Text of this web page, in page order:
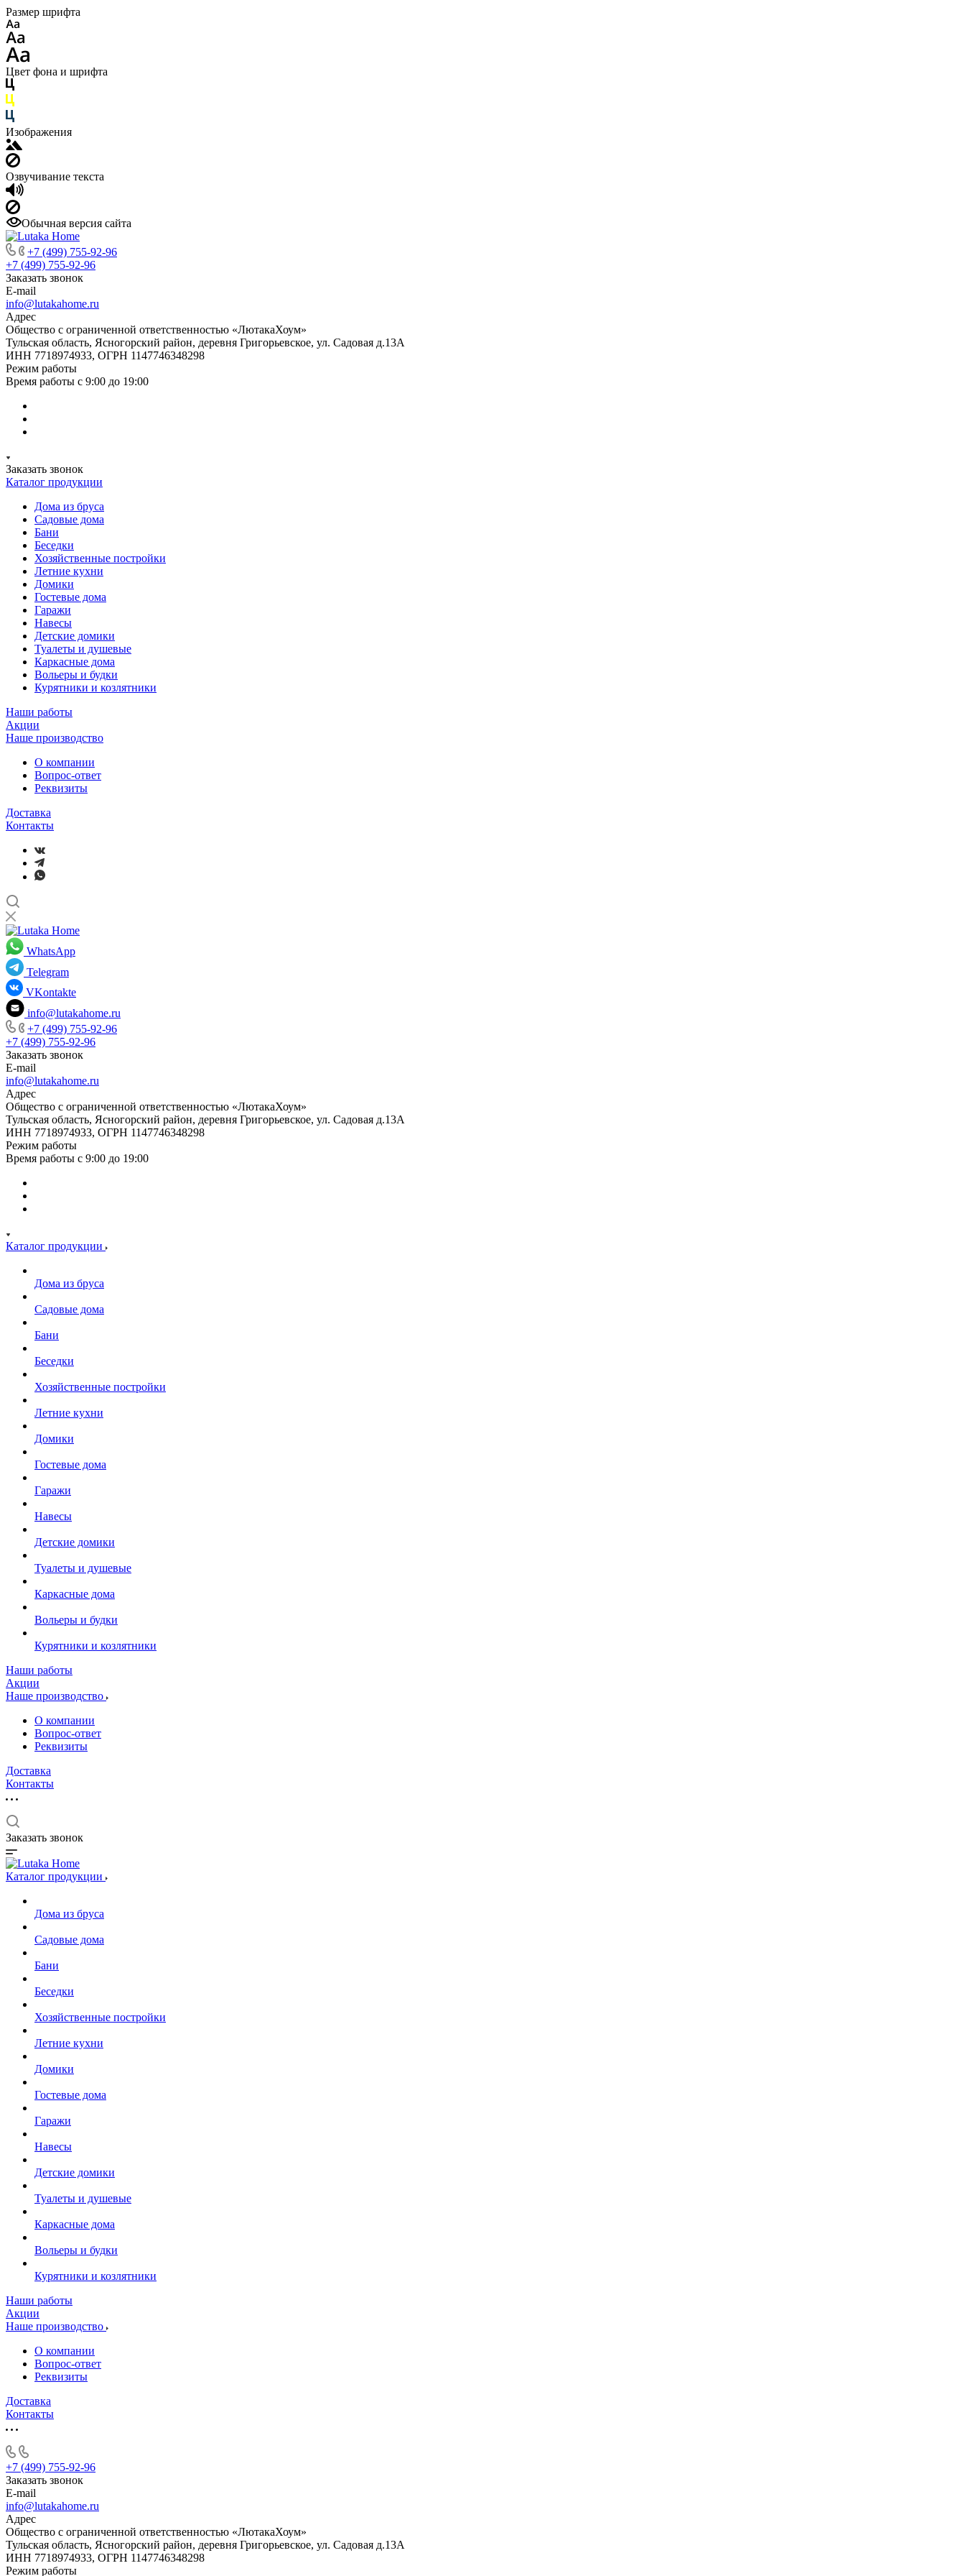
Размер шрифта
Цвет фона и шрифта
Изображения
Озвучивание текста
Обычная версия сайта
+7 (499) 755-92-96
+7 (499) 755-92-96
Заказать звонок
E-mail
info@lutakahome.ru
Адрес
Общество с ограниченной ответственностью «ЛютакаХоум»
Тульская область, Ясногорский район, деревня Григорьевское, ул. Садовая д.13А
ИНН 7718974933, ОГРН 1147746348298
Режим работы
Время работы с 9:00 до 19:00
Заказать звонок
Каталог продукции
Дома из бруса
Садовые дома
Бани
Беседки
Хозяйственные постройки
Летние кухни
Домики
Гостевые дома
Гаражи
Навесы
Детские домики
Туалеты и душевые
Каркасные дома
Вольеры и будки
Курятники и козлятники
Наши работы
Акции
Наше производство
О компании
Вопрос-ответ
Реквизиты
Доставка
Контакты
WhatsApp
Telegram
VKontakte
info@lutakahome.ru
+7 (499) 755-92-96
+7 (499) 755-92-96
Заказать звонок
E-mail
info@lutakahome.ru
Адрес
Общество с ограниченной ответственностью «ЛютакаХоум»
Тульская область, Ясногорский район, деревня Григорьевское, ул. Садовая д.13А
ИНН 7718974933, ОГРН 1147746348298
Режим работы
Время работы с 9:00 до 19:00
Каталог продукции
Дома из бруса
Садовые дома
Бани
Беседки
Хозяйственные постройки
Летние кухни
Домики
Гостевые дома
Гаражи
Навесы
Детские домики
Туалеты и душевые
Каркасные дома
Вольеры и будки
Курятники и козлятники
Наши работы
Акции
Наше производство
О компании
Вопрос-ответ
Реквизиты
Доставка
Контакты
Заказать звонок
Каталог продукции
Дома из бруса
Садовые дома
Бани
Беседки
Хозяйственные постройки
Летние кухни
Домики
Гостевые дома
Гаражи
Навесы
Детские домики
Туалеты и душевые
Каркасные дома
Вольеры и будки
Курятники и козлятники
Наши работы
Акции
Наше производство
О компании
Вопрос-ответ
Реквизиты
Доставка
Контакты
+7 (499) 755-92-96
Заказать звонок
E-mail
info@lutakahome.ru
Адрес
Общество с ограниченной ответственностью «ЛютакаХоум»
Тульская область, Ясногорский район, деревня Григорьевское, ул. Садовая д.13А
ИНН 7718974933, ОГРН 1147746348298
Режим работы